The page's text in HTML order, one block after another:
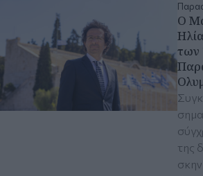
Ο
των
της